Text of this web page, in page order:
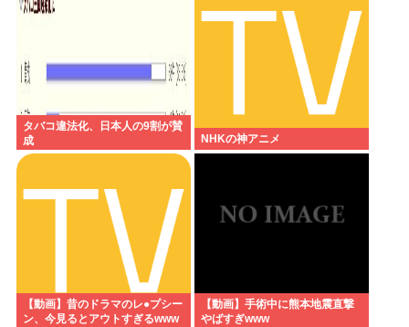
タバコ違法化、日本人の9割が賛
成
NHKの神アニメ
【動画】昔のドラマのレ●プシー
ン、今見るとアウトすぎるwww
【動画】手術中に熊本地震直撃
やばすぎwww